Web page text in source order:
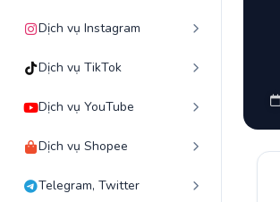
Dịch vụ Instagram
Dịch vụ TikTok
Dịch vụ YouTube
Dịch vụ Shopee
Telegram, Twitter